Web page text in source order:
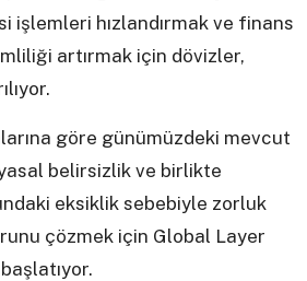
işlemleri hızlandırmak ve finans
artırmak için dövizler,
göre günümüzdeki mevcut
belirsizlik ve birlikte
eksiklik sebebiyle zorluk
çözmek için Global Layer